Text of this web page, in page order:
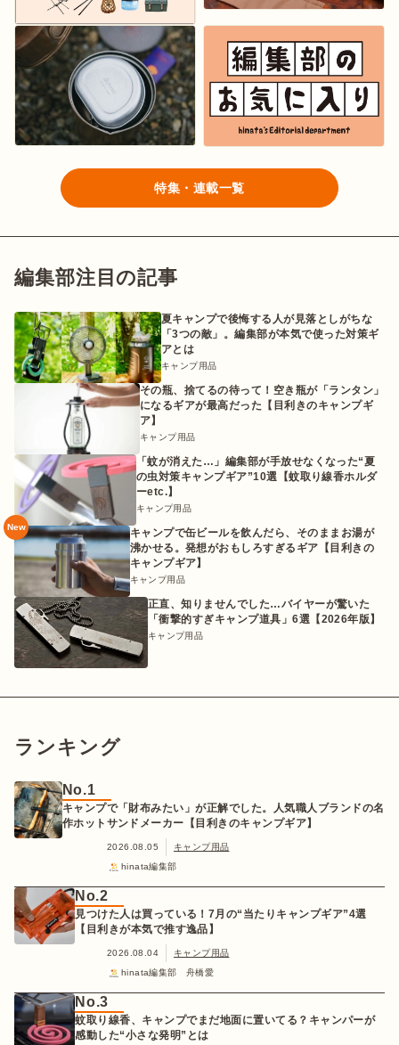
特集・連載一覧
編集部注目の記事
夏キャンプで後悔する人が見落としがちな
「3つの敵」。編集部が本気で使った対策ギ
アとは
キャンプ用品
その瓶、捨てるの待って！空き瓶が「ランタン」
になるギアが最高だった【目利きのキャンプギ
ア】
キャンプ用品
「蚊が消えた…」編集部が手放せなくなった“夏
の虫対策キャンプギア”10選【蚊取り線香ホルダ
ーetc.】
キャンプ用品
New
キャンプで缶ビールを飲んだら、そのままお湯が
沸かせる。発想がおもしろすぎるギア【目利きの
キャンプギア】
キャンプ用品
正直、知りませんでした…バイヤーが驚いた
「衝撃的すぎキャンプ道具」6選【2026年版】
キャンプ用品
ランキング
No.1
キャンプで「財布みたい」が正解でした。人気職人ブランドの名
作ホットサンドメーカー【目利きのキャンプギア】
2026.08.05
キャンプ用品
hinata編集部
No.2
見つけた人は買っている！7月の“当たりキャンプギア”4選
【目利きが本気で推す逸品】
2026.08.04
キャンプ用品
hinata編集部 舟橋愛
No.3
蚊取り線香、キャンプでまだ地面に置いてる？キャンパーが
感動した“小さな発明”とは